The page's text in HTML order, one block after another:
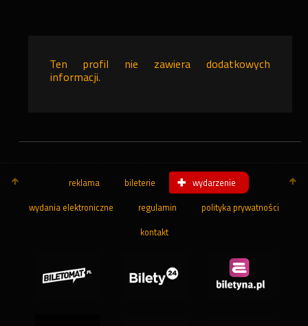
Ten profil nie zawiera dodatkowych
informacji.
reklama bileterie wydarzenie
wydania elektroniczne regulamin polityka prywatności
kontakt